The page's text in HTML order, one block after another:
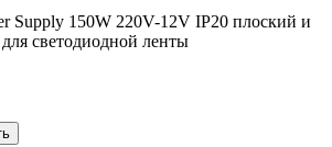
Supply 150W 220V-12V IP20 плоский и
светодиодной ленты